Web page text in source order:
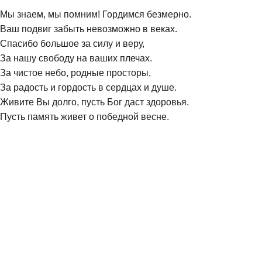
Мы знаем, мы помним! Гордимся безмерно.
Ваш подвиг забыть невозможно в веках.
Спасибо большое за силу и веру,
За нашу свободу на ваших плечах.
За чистое небо, родные просторы,
За радость и гордость в сердцах и душе.
Живите Вы долго, пусть Бог даст здоровья.
Пусть память живет о победной весне.